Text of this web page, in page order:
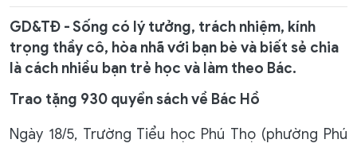
GD&TĐ - Sống có lý tưởng, trách nhiệm, kính
trọng thầy cô, hòa nhã với bạn bè và biết sẻ chia
là cách nhiều bạn trẻ học và làm theo Bác.
Trao tặng 930 quyển sách về Bác Hồ
Ngày 18/5, Trường Tiểu học Phú Thọ (phường Phú